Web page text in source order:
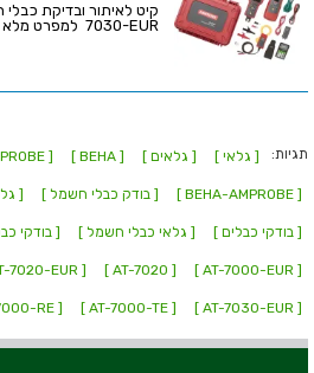
7030-EUR למפרט מלא לחץ כאן ...
תגיות: [ גלאי ] [ גלאים ] [ BEHA ]
[ AMPROBE ]
[ BEHA-AMPROBE ] [ בודק כבלי חשמל ] [
[ בודקי כבלים ] [ גלאי כבלי חשמל ] [ בודקי
[ AT-7000-EUR ]
[ AT-7020 ]
[ AT-7020-EUR ]
[ AT-7030-EUR ]
[ AT-7000-TE ]
[ AT-7000-RE ]